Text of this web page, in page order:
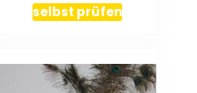
selbst prüfen